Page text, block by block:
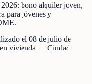
bono alquiler joven,
para jóvenes y
el 08 de julio de
en vivienda — Ciudad